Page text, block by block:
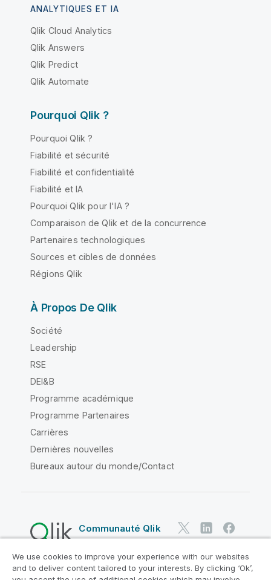
ANALYTIQUES ET IA
Qlik Cloud Analytics
Qlik Answers
Qlik Predict
Qlik Automate
Pourquoi Qlik ?
Pourquoi Qlik ?
Fiabilité et sécurité
Fiabilité et confidentialité
Fiabilité et IA
Pourquoi Qlik pour l'IA ?
Comparaison de Qlik et de la concurrence
Partenaires technologiques
Sources et cibles de données
Régions Qlik
À Propos De Qlik
Société
Leadership
RSE
DEI&B
Programme académique
Programme Partenaires
Carrières
Dernières nouvelles
Bureaux autour du monde/Contact
Communauté Qlik
Contrats juridiques
Conditions d'utilisation des produits
We use cookies to improve your experience with our websites
and to deliver content tailored to your interests. By clicking ‘Ok’,